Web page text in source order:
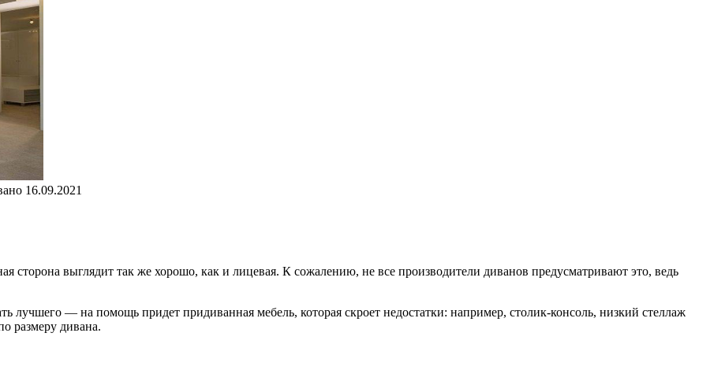
16.09.2021
сторона выглядит так же хорошо, как и лицевая. К сожалению, не все производители диванов предусматривают это, ведь
лучшего — на помощь придет придиванная мебель, которая скроет недостатки: например, столик-консоль, низкий стеллаж
размеру дивана.